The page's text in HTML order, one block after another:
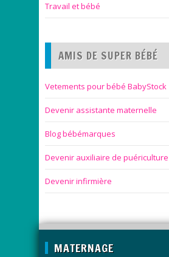
Travail et bébé
AMIS DE SUPER BÉBÉ
Vetements pour bébé BabyStock
Devenir assistante maternelle
Blog bébémarques
Devenir auxiliaire de puériculture
Devenir infirmière
MATERNAGE